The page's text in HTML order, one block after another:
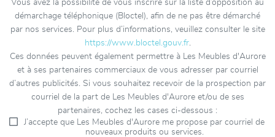
Vous avez la possibilité de vous inscrire sur la liste d’opposition au
démarchage téléphonique (Bloctel), afin de ne pas être démarché
par nos services. Pour plus d’informations, veuillez consulter le site
https://www.bloctel.gouv.fr.
Ces données peuvent également permettre à Les Meubles d'Aurore
et à ses partenaires commerciaux de vous adresser par courriel
d’autres publicités. Si vous souhaitez recevoir de la prospection par
courriel de la part de Les Meubles d'Aurore et/ou de ses
partenaires, cochez les cases ci-dessous :
J’accepte que Les Meubles d'Aurore me propose par courriel de
nouveaux produits ou services.